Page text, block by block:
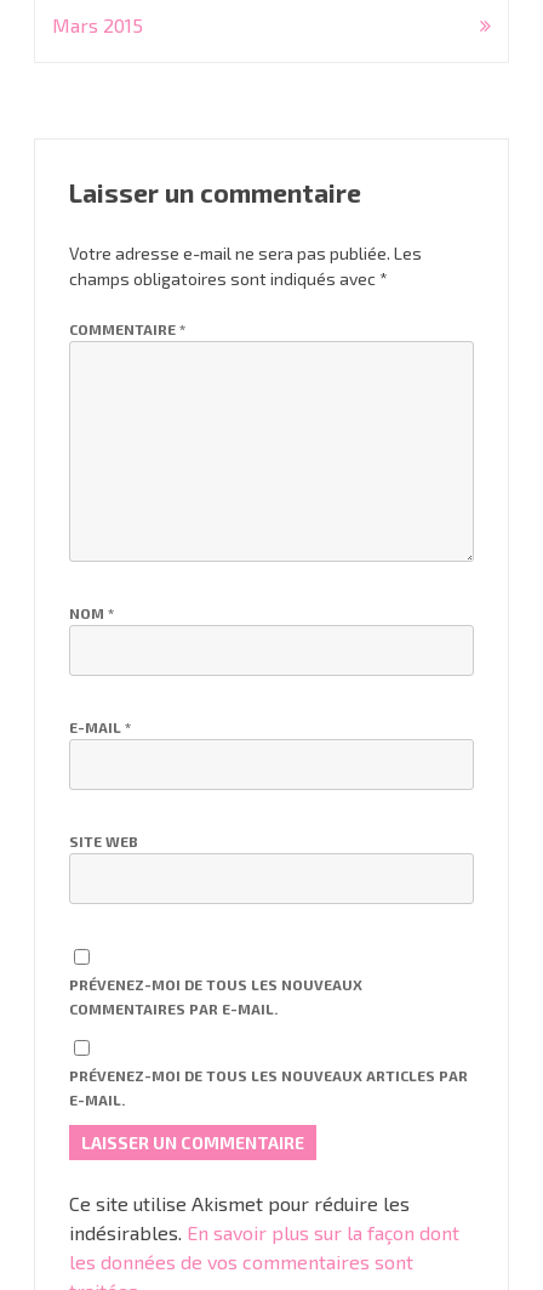
de
Mars 2015
Laisser un commentaire
Votre adresse e-mail ne sera pas publiée. Les
champs obligatoires sont indiqués avec *
COMMENTAIRE *
NOM *
E-MAIL *
SITE WEB
PRÉVENEZ-MOI DE TOUS LES NOUVEAUX
COMMENTAIRES PAR E-MAIL.
PRÉVENEZ-MOI DE TOUS LES NOUVEAUX ARTICLES PAR
E-MAIL.
Ce site utilise Akismet pour réduire les
indésirables. En savoir plus sur la façon dont
les données de vos commentaires sont